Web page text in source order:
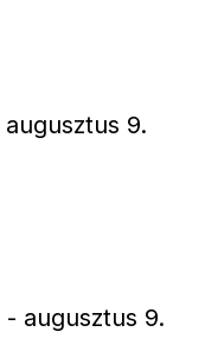
augusztus 9.
- augusztus 9.